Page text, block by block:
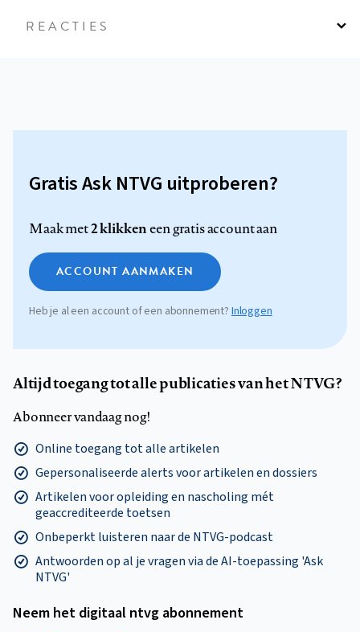
REACTIES
Gratis Ask NTVG uitproberen?
Maak met2 klikkeneen gratis account aan
ACCOUNT AANMAKEN
Heb je al een account of een abonnement?Inloggen
Altijd toegang tot alle publicaties van het NTVG?
Abonneer vandaag nog!
Online toegang tot alle artikelen
Gepersonaliseerde alerts voor artikelen en dossiers
Artikelen voor opleiding en nascholing mét
geaccrediteerde toetsen
Onbeperkt luisteren naar de NTVG-podcast
Antwoorden op al je vragen via de AI-toepassing 'Ask
NTVG'
Neem het digitaal ntvg abonnement